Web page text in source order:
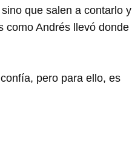
que salen a contarlo y
como Andrés llevó donde
pero para ello, es